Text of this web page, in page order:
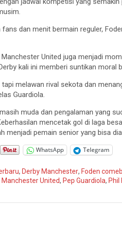
.
fans dan menit bermain reguler,
Manchester United juga menjadi
kali ini memberi suntikan moral
tapi melawan rival sekota dan
Guardiola.
masih muda dan pengalaman yang
mencetak gol di laga
menjadi pemain senior yang bisa
WhatsApp Telegram
, Derby Manchester, Foden
United, Pep Guardiola, Phil